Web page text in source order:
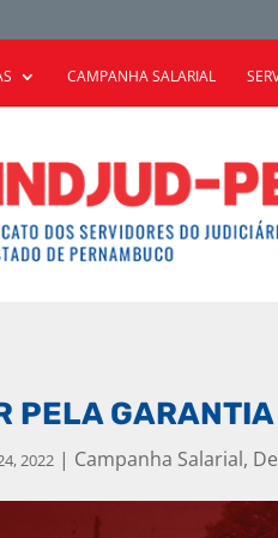
CAMPANHA SALARIAL
PELA
2022 | Campanha Salarial,